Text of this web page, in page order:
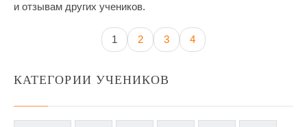
и отзывам других учеников.
1 2 3 4
КАТЕГОРИИ УЧЕНИКОВ